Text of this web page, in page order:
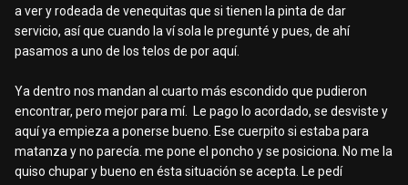
a ver y rodeada de venequitas que si tienen la pinta de dar
servicio, así que cuando la ví sola le pregunté y pues, de ahí
pasamos a uno de los telos de por aquí.
Ya dentro nos mandan al cuarto más escondido que pudieron
encontrar, pero mejor para mí. Le pago lo acordado, se desviste y
aquí ya empieza a ponerse bueno. Ese cuerpito si estaba para
matanza y no parecía. me pone el poncho y se posiciona. No me la
quiso chupar y bueno en ésta situación se acepta. Le pedí